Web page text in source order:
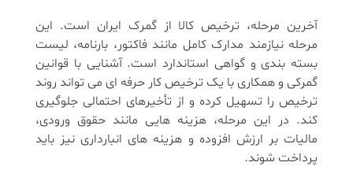
آخرین مرحله، ترخیص کالا از گمرک ایران است. این
مرحله نیازمند مدارک کامل مانند فاکتور، بارنامه، لیست
بسته بندی و گواهی استاندارد است. آشنایی با قوانین
گمرکی و همکاری با یک ترخیص کار حرفه ای می تواند روند
ترخیص را تسهیل کرده و از تأخیرهای احتمالی جلوگیری
کند. در این مرحله، هزینه هایی مانند حقوق ورودی،
مالیات بر ارزش افزوده و هزینه های انبارداری نیز باید
پرداخت شوند.